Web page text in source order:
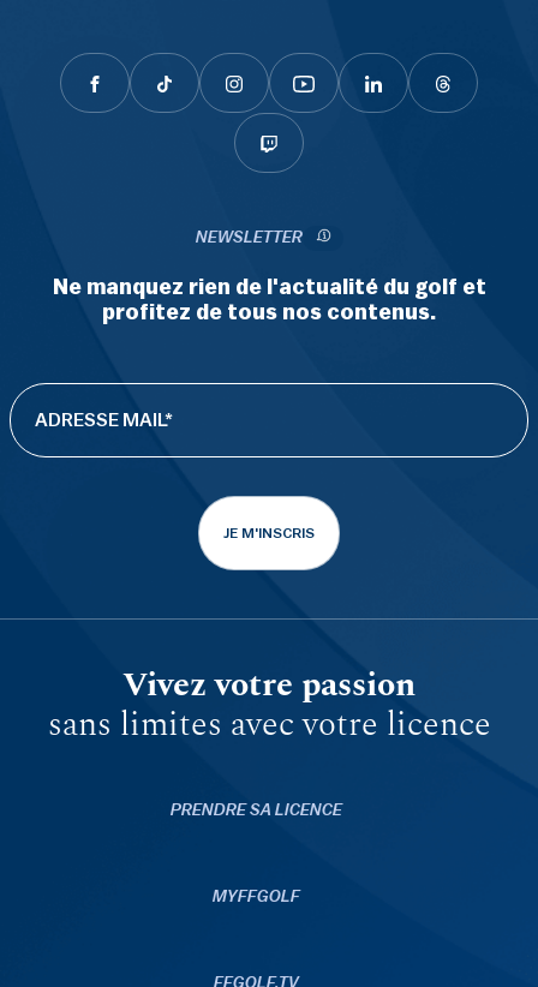
NEWSLETTER
Ne manquez rien de l'actualité du golf et
profitez de tous nos contenus.
JE M'INSCRIS
Vivez votre passion
sans limites avec votre licence
PRENDRE SA LICENCE
MYFFGOLF
FFGOLF.TV